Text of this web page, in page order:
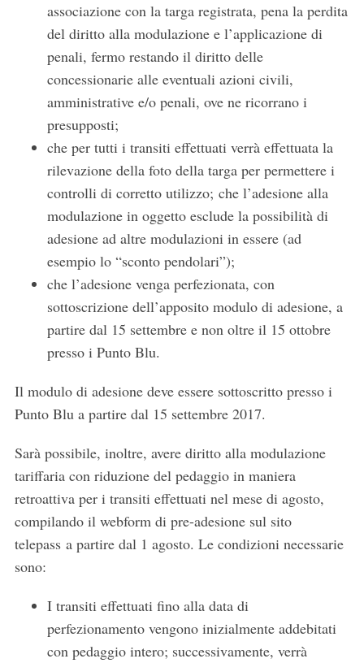
associazione con la targa registrata, pena la perdita
del diritto alla modulazione e l’applicazione di
penali, fermo restando il diritto delle
concessionarie alle eventuali azioni civili,
amministrative e/o penali, ove ne ricorrano i
presupposti;
che per tutti i transiti effettuati verrà effettuata la
rilevazione della foto della targa per permettere i
controlli di corretto utilizzo; che l’adesione alla
modulazione in oggetto esclude la possibilità di
adesione ad altre modulazioni in essere (ad
esempio lo “sconto pendolari”);
che l’adesione venga perfezionata, con
sottoscrizione dell’apposito modulo di adesione, a
partire dal 15 settembre e non oltre il 15 ottobre
presso i Punto Blu.
Il modulo di adesione deve essere sottoscritto presso i
Punto Blu a partire dal 15 settembre 2017.
Sarà possibile, inoltre, avere diritto alla modulazione
tariffaria con riduzione del pedaggio in maniera
retroattiva per i transiti effettuati nel mese di agosto,
compilando il webform di pre-adesione sul sito
telepass a partire dal 1 agosto. Le condizioni necessarie
sono:
I transiti effettuati fino alla data di
perfezionamento vengono inizialmente addebitati
con pedaggio intero; successivamente, verrà